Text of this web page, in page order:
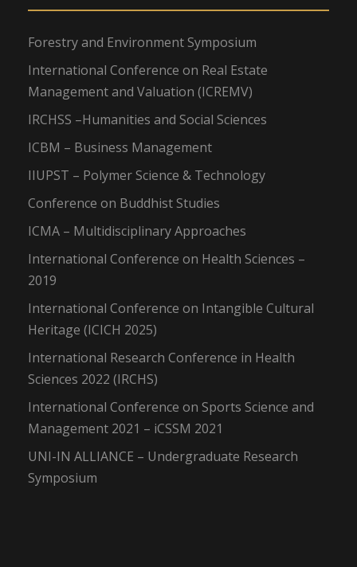
Forestry and Environment Symposium
International Conference on Real Estate
Management and Valuation (ICREMV)
IRCHSS –Humanities and Social Sciences
ICBM – Business Management
IIUPST – Polymer Science & Technology
Conference on Buddhist Studies
ICMA – Multidisciplinary Approaches
International Conference on Health Sciences –
2019
International Conference on Intangible Cultural
Heritage (ICICH 2025)
International Research Conference in Health
Sciences 2022 (IRCHS)
International Conference on Sports Science and
Management 2021 – iCSSM 2021
UNI-IN ALLIANCE – Undergraduate Research
Symposium